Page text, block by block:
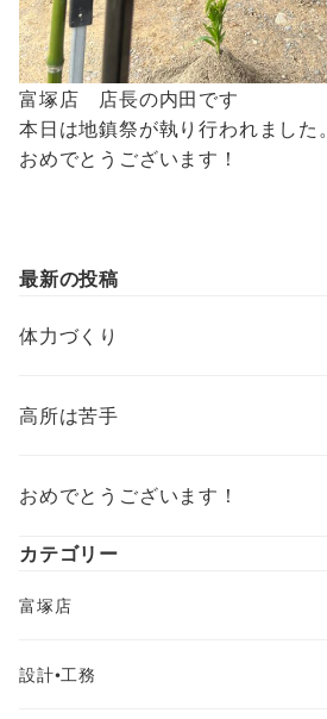
富塚店 店長の内田です
本日は地鎮祭が執り行われました。
おめでとうございます！
最新の投稿
体力づくり
高所は苦手
おめでとうございます！
カテゴリー
富塚店
設計•工務